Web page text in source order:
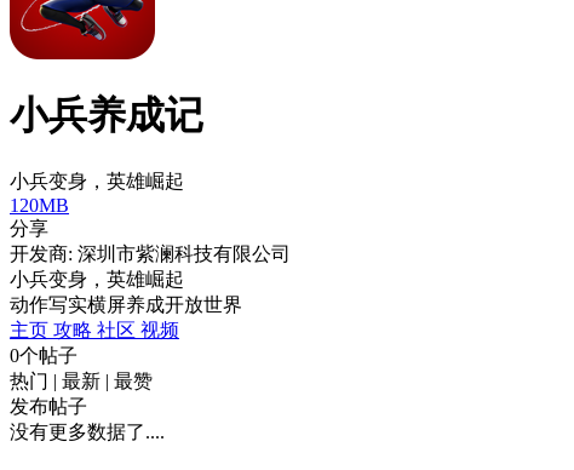
小兵养成记
小兵变身，英雄崛起
120MB
分享
开发商: 深圳市紫澜科技有限公司
小兵变身，英雄崛起
动作写实横屏养成开放世界
主页 攻略 社区 视频
0个帖子
热门 | 最新 | 最赞
发布帖子
没有更多数据了....